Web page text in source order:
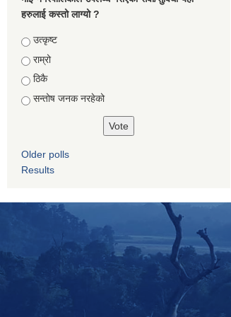
हरुलाई कस्तो लाग्यो ?
Choices
उत्कृष्ट
राम्रो
ठिकै
सन्तोष जनक नरहेको
Older polls
Results